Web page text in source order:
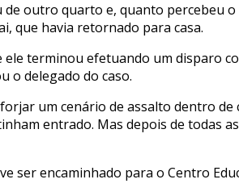
outro quarto e, quanto percebeu
que havia retornado para casa.
terminou efetuando um disparo
o delegado do caso.
um cenário de assalto dentro
entrado. Mas depois de todas
ser encaminhado para o Centro